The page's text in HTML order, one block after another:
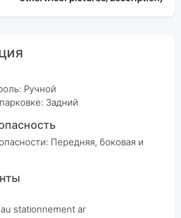
Ручной
Задний
Передняя, боковая и
stationnement ar